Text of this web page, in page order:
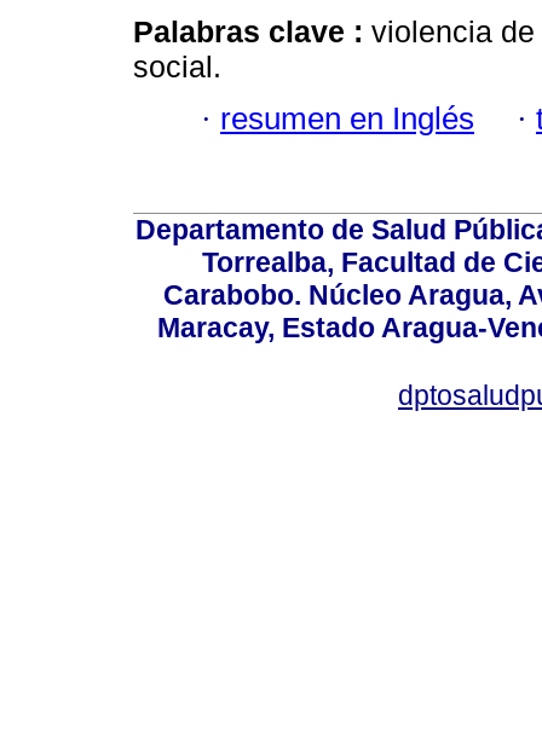
Palabras clave : violencia
social.
· resumen en Inglés ·
Departamento de Salud
Torrealba, Facultad de
Carabobo. Núcleo Aragua,
Maracay, Estado Aragua-